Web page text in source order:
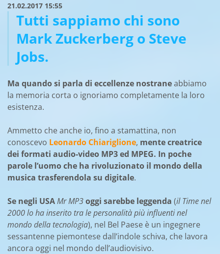
21.02.2017 15:55
Tutti sappiamo chi sono
Mark Zuckerberg o Steve
Jobs.
Ma quando si parla di eccellenze nostraneabbiamo
la memoria corta o ignoriamo completamente la loro
esistenza.
Ammetto che anche io, fino a stamattina, non
conoscevo Leonardo Chiariglione, mente creatrice
dei formati audio-video MP3 ed MPEG. In poche
parole l’uomo che ha rivoluzionato il mondo della
musica trasferendola su digitale.
Se negli USAMr MP3oggi sarebbe leggenda (il Time nel
2000 lo ha inserito tra le personalità più influenti nel
mondo della tecnologia), nel Bel Paese è un ingegnere
sessantenne piemontese dall’indole schiva, che lavora
ancora oggi nel mondo dell’audiovisivo.